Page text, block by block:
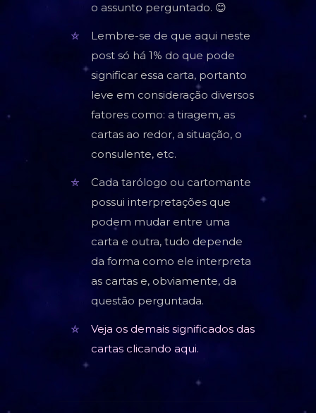
o assunto perguntado. 😊
Lembre-se de que aqui neste
post só há 1% do que pode
significar essa carta, portanto
leve em consideração diversos
fatores como: a tiragem, as
cartas ao redor, a situação, o
consulente, etc.
Cada tarólogo ou cartomante
possui interpretações que
podem mudar entre uma
carta e outra, tudo depende
da forma como ele interpreta
as cartas e, obviamente, da
questão perguntada.
Veja os demais significados das
cartas clicando aqui.